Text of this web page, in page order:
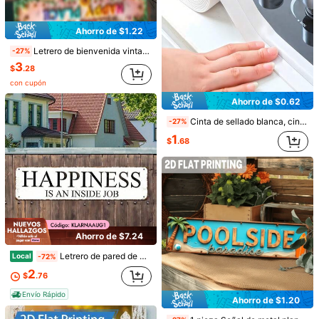
Recomendados Hogar & Vida Textiles Hogar Material Escolar &
Ahorro de $23.10
Local -70% Cabezal de ducha de lluvia para baño de 8/10/12" cuadrado con brazo de extensión ajustable, cabezal de ducha de alta presión, ducha de lluvia ultra delgada con boquilla de silicona, ducha de mano de tres funciones
$ 9 .90 60+ vendidos
Envío Rápido
Local -43% Toallero de baño de 2 niveles con marco - Estante de almacenamiento de toallas y artículos esenciales montado en la pared | Baño moderno Diseño elegante de metal y madera, estante de almacenamiento de toallas montado en la pared, estante organizador de dormitorio, toallero de baño, almacenamiento de toallas de baño, toallero de baño.
$11.50200+ vendidos
Envío Rápido
Ahorro de $1.22
-27% Letrero de bienvenida vintage 2D plano - Decoración de pared "Lugar feliz", letras coloridas y marco floral - Cartel de metal retro en tonos pastel rosa/verde/amarillo, adecuado para bar, hotel - Tamaño 40.01x10.01cm (con agujeros previamente perforados) - Regalo ideal, estilo 2D plano (estilo aleatorio)
$3.28
con cupón
Ahorro de $7.24
Local -72% Letrero de pared de metal vintage 2D plano - 1 unidad - Diseño rústico de jardín con pi
$2.76
Envío Rápido
Ahorro de $0.62
-27% Cinta de sellado blanca, cinta autoadhesiva antimohos, material PVC duradero, resistente al agua y al aceite, perfecta para ducha, fregadero, bañera, inodoro, lavabo, ventana, grietas en la pared y decoración de cocina
$1.68
Ahorro de $1.20